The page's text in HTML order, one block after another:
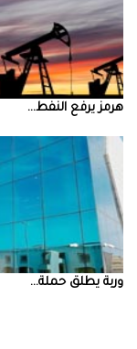
‮‬هرمز‮‬‭ ‬يرفع‭ ‬النفط‭ ...
‮‬وربة‮‬‭ ‬يطلق‭ ‬حملة‭ ...